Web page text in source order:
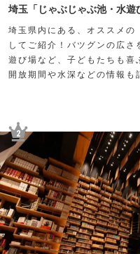
埼玉「じゃぶじゃぶ池・水遊
埼玉県内にある、オススメの
してご紹介！バツグンの広
遊び場など、子どもたちも喜
開放期間や水深などの情報も
2